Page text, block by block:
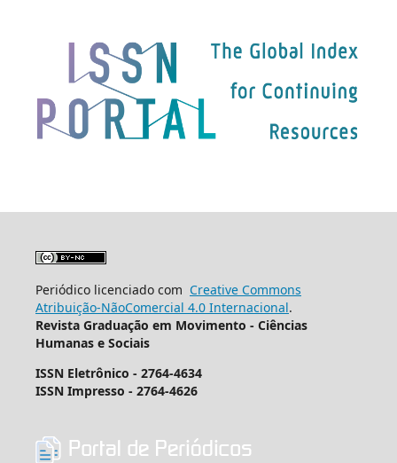
Periódico licenciado com Creative Commons
Atribuição-NãoComercial 4.0 Internacional.
Revista Graduação em Movimento - Ciências
Humanas e Sociais
ISSN Eletrônico - 2764-4634
ISSN Impresso - 2764-4626